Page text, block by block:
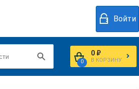
Войти
0
0 ₽
В КОРЗИНУ